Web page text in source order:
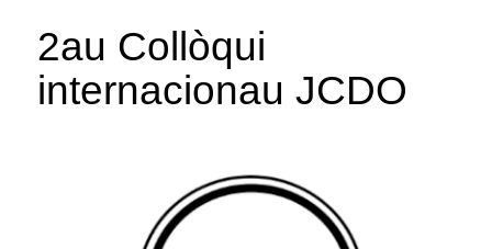
2au Collòqui
internacionau JCDO